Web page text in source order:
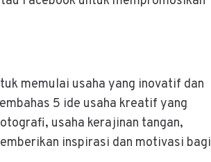
memulai usaha yang inovatif dan
5 ide usaha kreatif yang
usaha kerajinan tangan,
inspirasi dan motivasi bagi